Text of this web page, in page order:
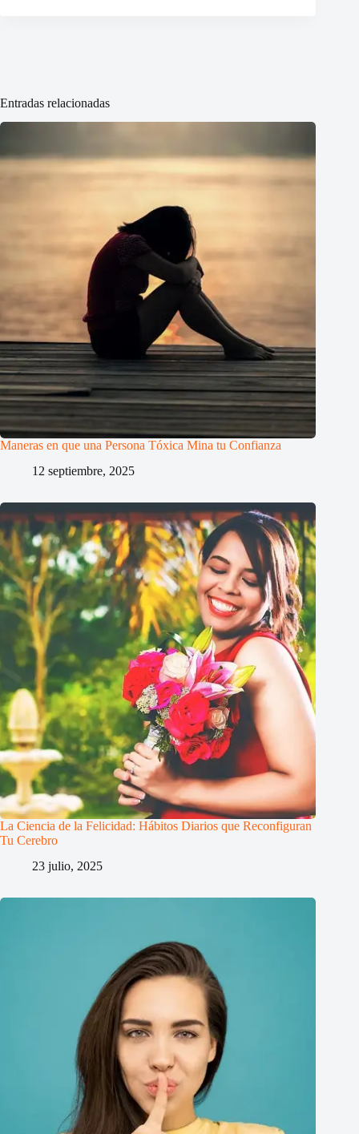
Entradas relacionadas
Maneras en que una Persona Tóxica Mina tu Confianza
12 septiembre, 2025
La Ciencia de la Felicidad: Hábitos Diarios que Reconfiguran
Tu Cerebro
23 julio, 2025